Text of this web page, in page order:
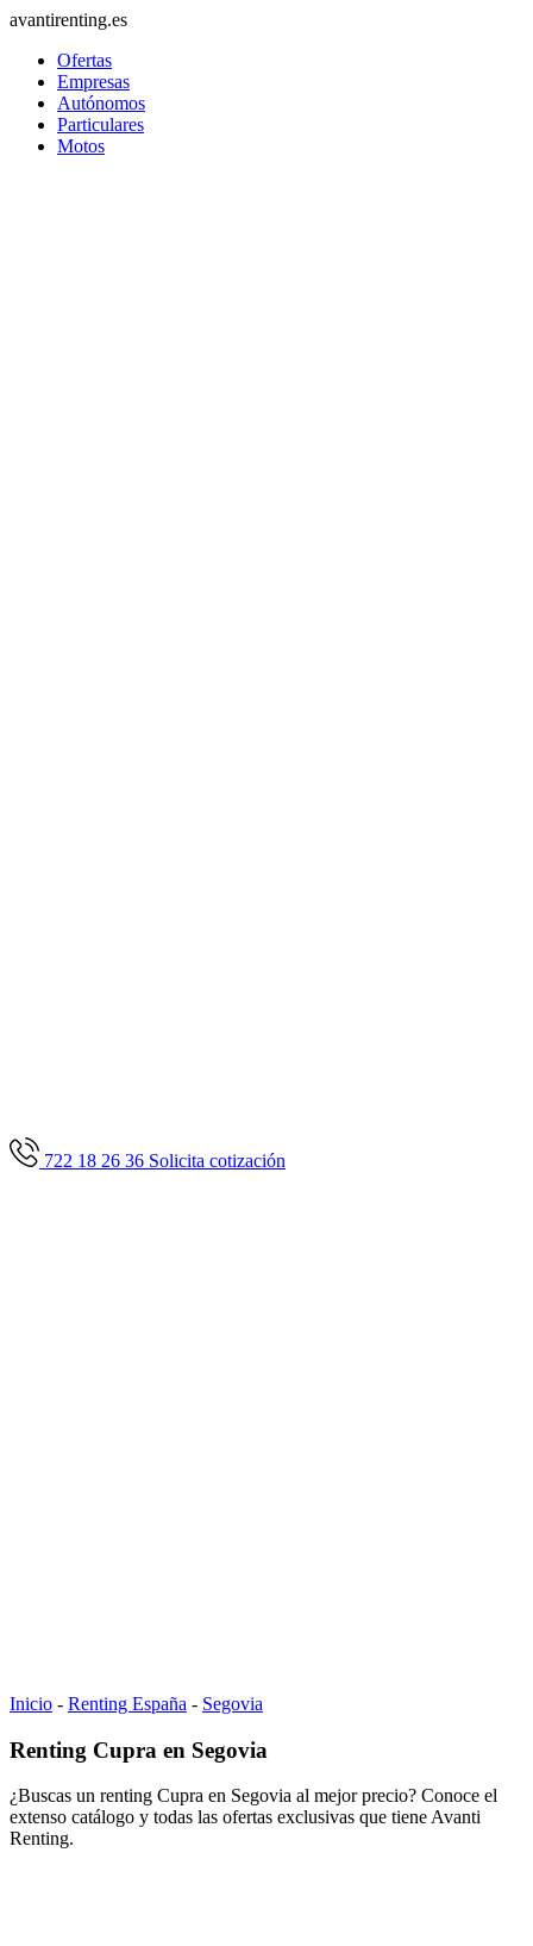
avantirenting.es
Ofertas
Empresas
Autónomos
Particulares
Motos
722 18 26 36 Solicita cotización
Inicio - Renting España - Segovia
Renting Cupra en Segovia
¿Buscas un renting Cupra en Segovia al mejor precio? Conoce el
extenso catálogo y todas las ofertas exclusivas que tiene Avanti
Renting.